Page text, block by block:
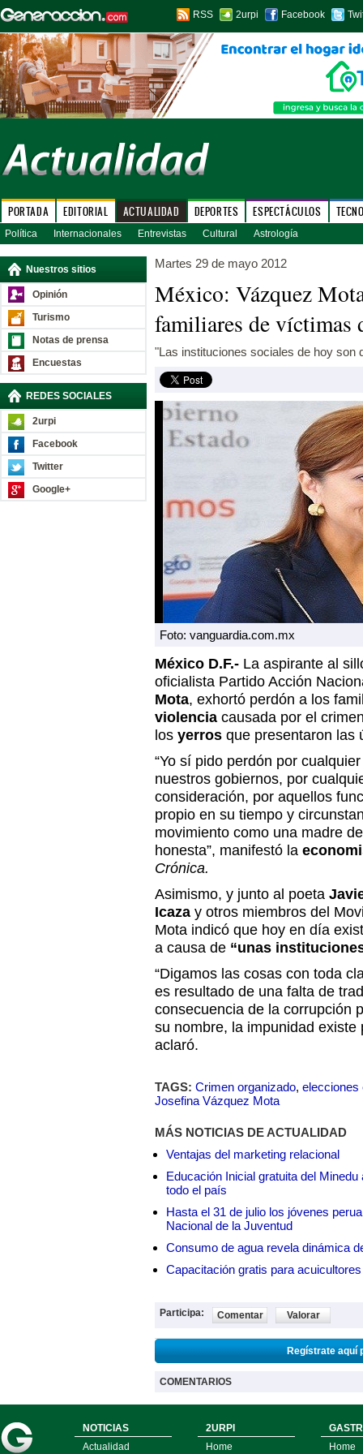
RSS 2urpi Facebook
PORTADA EDITORIAL ACTUALIDAD DEPORTES ESPECTÁCULOS
Política Internacionales Entrevistas Cultural Astrología
Nuestros sitios
Opinión
Turismo
Notas de prensa
Encuestas
REDES SOCIALES
2urpi
Facebook
Twitter
Google+
Martes 29 de mayo 2012
México: Vázquez
familiares de víctimas
"Las instituciones sociales de hoy son
Foto: vanguardia.com.mx
México D.F.- La aspirante al
oficialista Partido Acción
Mota, exhortó perdón a los
violencia causada por el
los yerros que presentaron las
“Yo sí pido perdón por
nuestros gobiernos, por
consideración, por aquellos
propio en su tiempo y
movimiento como una madre
honesta”, manifestó la
Crónica.
Asimismo, y junto al poeta
Icaza y otros miembros del
Mota indicó que hoy en día
a causa de “unas
“Digamos las cosas con toda
es resultado de una falta de
consecuencia de la corrupción
su nombre, la impunidad existe
aclaró.
TAGS: Crimen organizado, elecciones
Josefina Vázquez Mota
MÁS NOTICIAS DE ACTUALIDAD
Ventajas del marketing relacional
Educación Inicial gratuita del
todo el país
Hasta el 31 de julio los jóvenes
Nacional de la Juventud
Consumo de agua revela dinámica
Capacitación gratis para
Participa: Comentar Valorar
Regístrate aquí
COMENTARIOS
NOTICIAS
Actualidad
2URPI
Home
Home